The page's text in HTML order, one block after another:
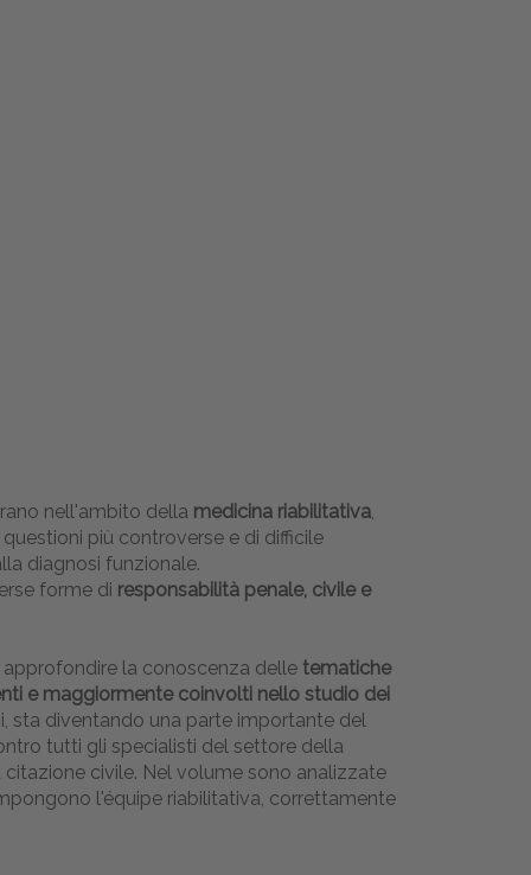
nell'ambito della medicina riabilitativa,
più controverse e di difficile
diagnosi funzionale.
forme di responsabilità penale, civile e
la conoscenza delle tematiche
e maggiormente coinvolti nello studio dei
sta diventando una parte importante del
tutti gli specialisti del settore della
civile. Nel volume sono analizzate
l'équipe riabilitativa, correttamente